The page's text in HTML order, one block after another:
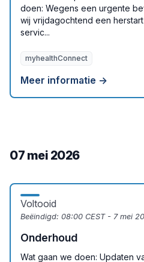
doen: Wegens een urgente
wij vrijdagochtend een
servic...
myhealthConnect
Meer informatie →
07 mei 2026
Voltooid
Beëindigd: 08:00 CEST - 7 mei
Onderhoud
Wat gaan we doen: Updaten